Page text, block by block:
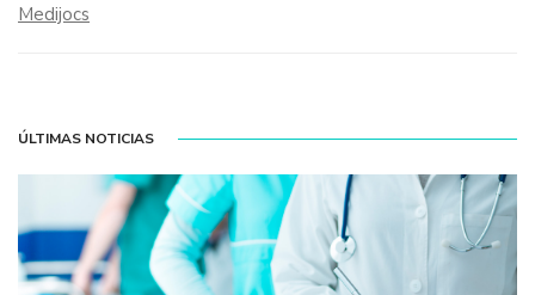
Medijocs
ÚLTIMAS NOTICIAS